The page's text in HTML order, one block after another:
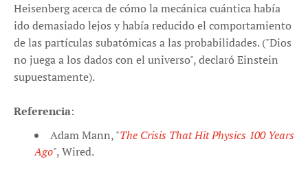
Heisenberg acerca de cómo la mecánica cuántica había
ido demasiado lejos y había reducido el comportamiento
de las partículas subatómicas a las probabilidades. ("Dios
no juega a los dados con el universo", declaró Einstein
supuestamente).
Referencia:
Adam Mann, "The Crisis That Hit Physics 100 Years
Ago", Wired.